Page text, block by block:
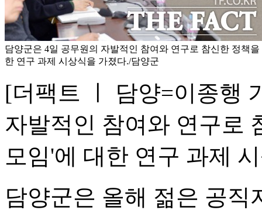
담양군은 4일 공무원의 자발적인 참여와 연구로 참신한 정책
한 연구 과제 시상식을 가졌다./담양군
[더팩트 ㅣ 담양=이종행
자발적인 참여와 연구로
모임'에 대한 연구 과제
담양군은 올해 젊은 공